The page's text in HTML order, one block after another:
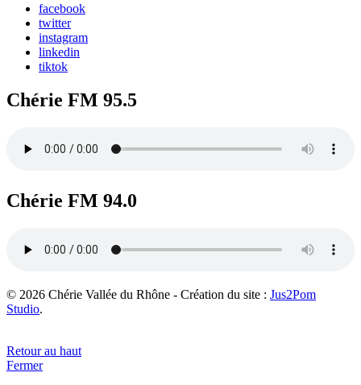
facebook
twitter
instagram
linkedin
tiktok
Chérie FM 95.5
Chérie FM 94.0
© 2026 Chérie Vallée du Rhône - Création du site : Jus2Pom
Studio.
Retour au haut
Fermer